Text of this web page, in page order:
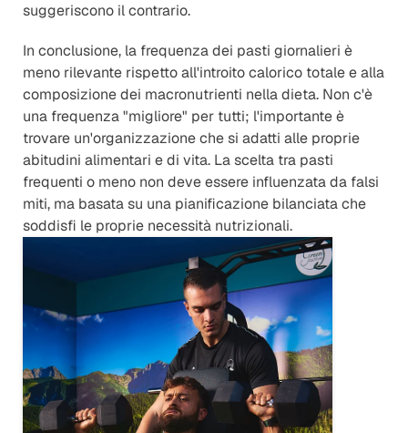
suggeriscono il contrario.
In conclusione, la frequenza dei pasti giornalieri è
meno rilevante rispetto all'introito calorico totale e alla
composizione dei macronutrienti nella dieta. Non c'è
una frequenza "migliore" per tutti; l'importante è
trovare un'organizzazione che si adatti alle proprie
abitudini alimentari e di vita. La scelta tra pasti
frequenti o meno non deve essere influenzata da falsi
miti, ma basata su una pianificazione bilanciata che
soddisfi le proprie necessità nutrizionali.